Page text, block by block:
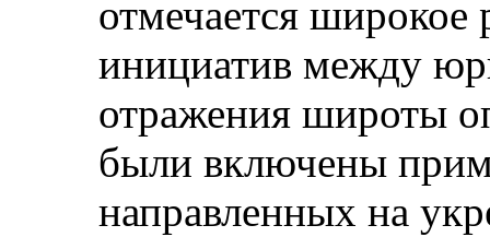
отмечается широкое
инициатив между
отражения широты
были включены
направленных на